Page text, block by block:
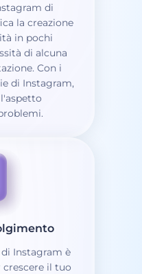
di
la creazione
in pochi
di alcuna
Con i
di Instagram,
Instagram è
il tuo